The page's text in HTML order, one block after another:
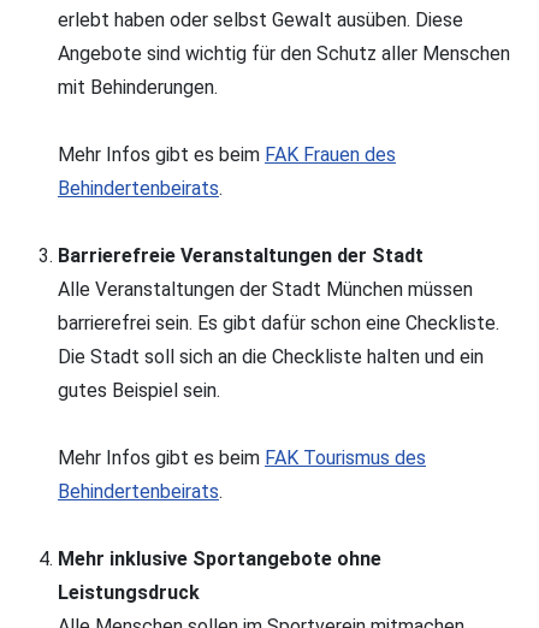
erlebt haben oder selbst Gewalt ausüben. Diese
Angebote sind wichtig für den Schutz aller Menschen
mit Behinderungen.
Mehr Infos gibt es beim FAK Frauen des
Behindertenbeirats.
Barrierefreie Veranstaltungen der Stadt
Alle Veranstaltungen der Stadt München müssen
barrierefrei sein. Es gibt dafür schon eine Checkliste.
Die Stadt soll sich an die Checkliste halten und ein
gutes Beispiel sein.
Mehr Infos gibt es beim FAK Tourismus des
Behindertenbeirats.
Mehr inklusive Sportangebote ohne
Leistungsdruck